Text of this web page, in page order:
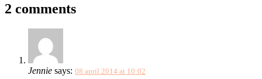
2 comments
Jennie says: 08 april 2014 at 10:02